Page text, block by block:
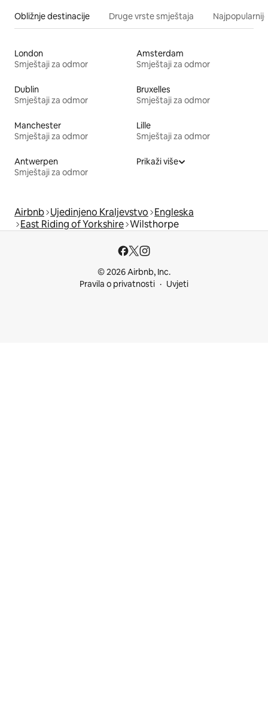
Obližnje destinacije Druge vrste smještaja
London
Smještaji za odmor
Amsterdam
Smještaji za odmor
Dublin
Smještaji za odmor
Bruxelles
Smještaji za odmor
Manchester
Smještaji za odmor
Lille
Smještaji za odmor
Antwerpen
Smještaji za odmor
Prikaži više
Airbnb Ujedinjeno Kraljevstvo Engleska
East Riding of Yorkshire Wilsthorpe
© 2026 Airbnb, Inc.
Pravila o privatnosti
Uvjeti